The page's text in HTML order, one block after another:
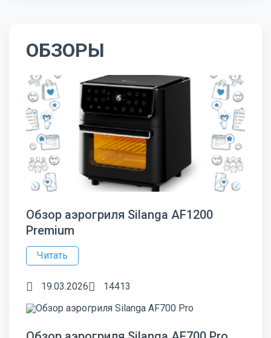
ОБЗОРЫ
Обзор аэрогриля Silanga AF1200
Premium
Читать
19.03.2026 14413